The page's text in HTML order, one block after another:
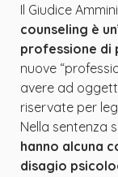
Il Giudice
counseling è
professione di
nuove
avere ad
riservate per
Nella sentenza
hanno alcuna
disagio